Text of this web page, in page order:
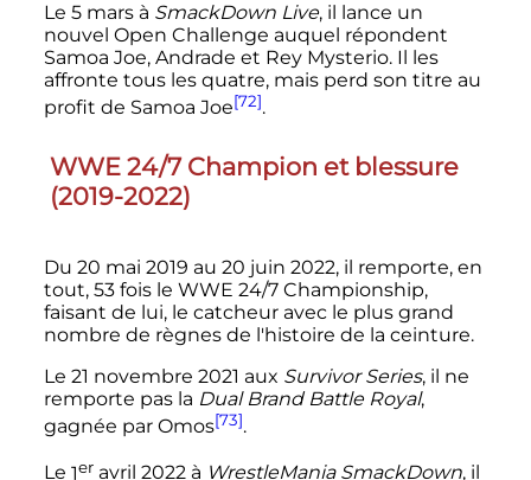
Le 5 marsà SmackDown Live, il lance un
nouvel Open Challenge auquel répondent
Samoa Joe, Andrade et Rey Mysterio. Il les
affronte tous les quatre, mais perd son titre au
profit de Samoa Joe[72].
WWE 24/7 Champion et blessure
(2019-2022)
Du 20 mai 2019 au 20 juin 2022, il remporte, en
tout, 53 fois le WWE 24/7 Championship,
faisant de lui, le catcheur avec le plus grand
nombre de règnes de l'histoire de la ceinture.
Le 21 novembre 2021 aux Survivor Series, il ne
remporte pas la Dual Brand Battle Royal,
gagnée par Omos[73].
Le 1eravril 2022à WrestleMania SmackDown, il